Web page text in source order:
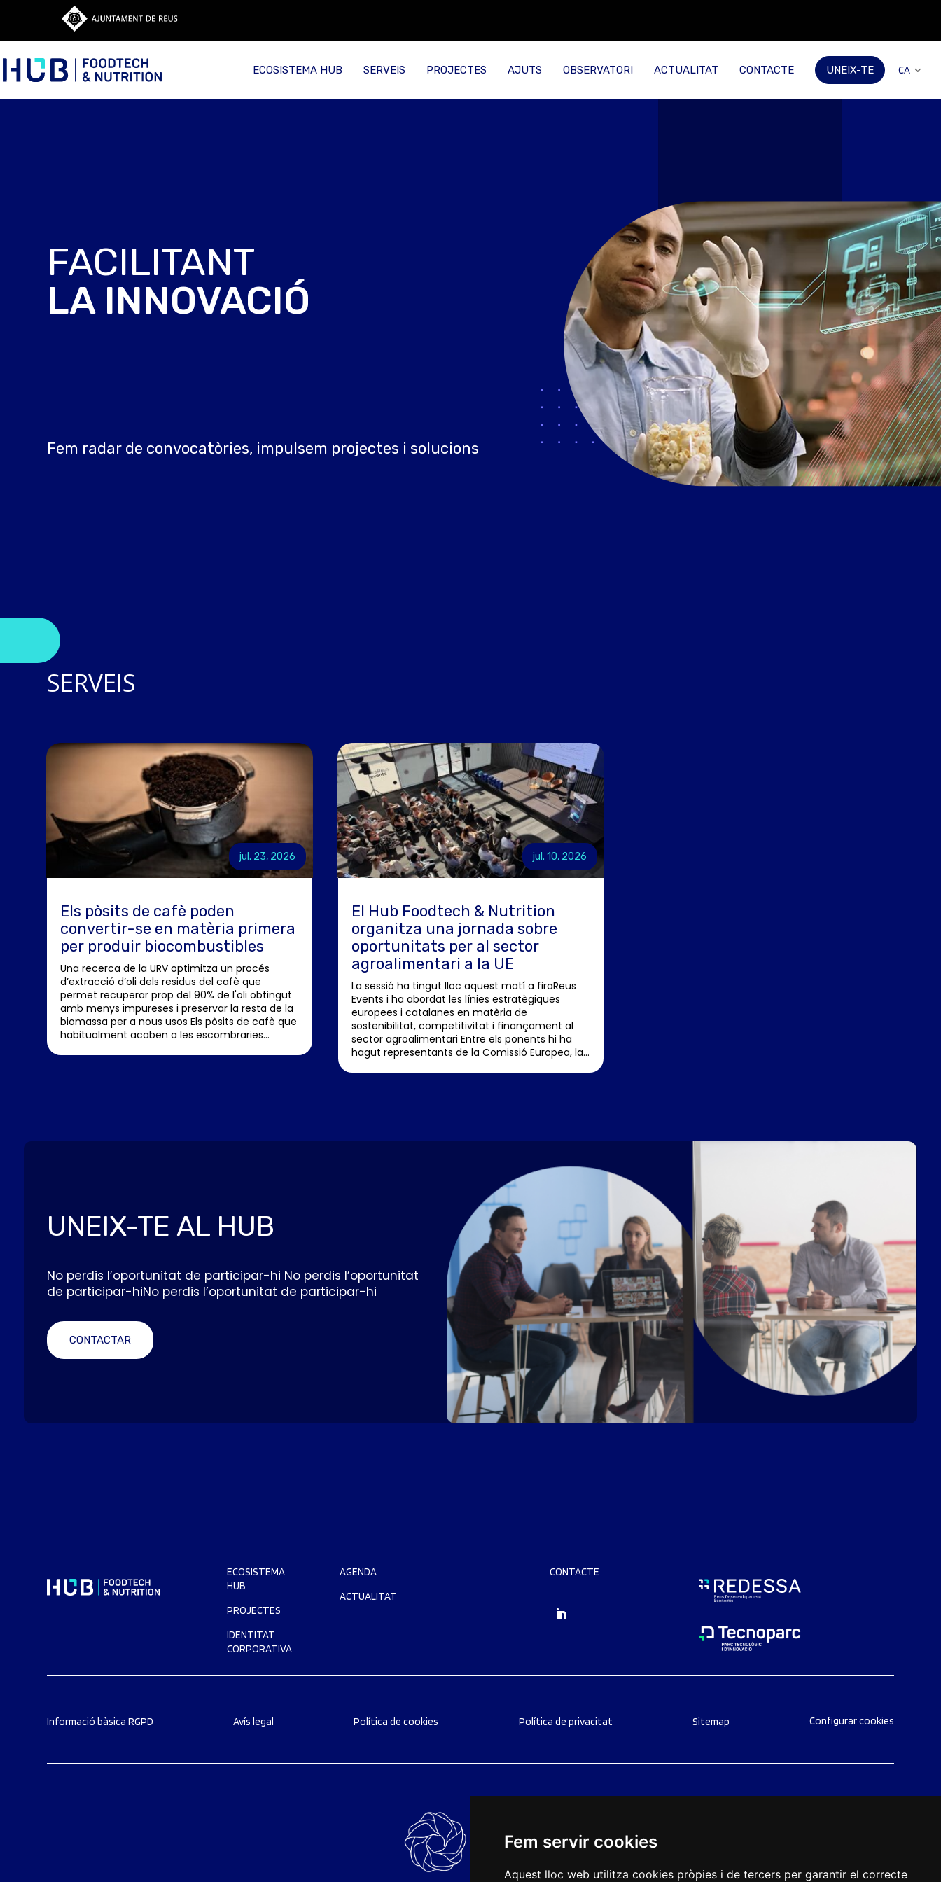
Fem servir cookies
Aquest lloc web utilitza cookies pròpies i de tercers per garantir el correcte
ECOSISTEMA HUB SERVEIS PROJECTES AJUTS OBSERVATORI ACTUALITAT CONTACTE UNEIX-TE CA
FACILITANT
LA INNOVACIÓ
Fem radar de convocatòries, impulsem projectes i solucions
SERVEIS
Els pòsits de cafè poden
convertir-se en matèria primera
per produir biocombustibles
jul. 23, 2026
Una recerca de la URV optimitza un procés
d’extracció d’oli dels residus del cafè que
permet recuperar prop del 90% de l'oli obtingut
amb menys impureses i preservar la resta de la
biomassa per a nous usos Els pòsits de cafè que
habitualment acaben a les escombraries...
El Hub Foodtech & Nutrition
organitza una jornada sobre
oportunitats per al sector
agroalimentari a la UE
jul. 10, 2026
La sessió ha tingut lloc aquest matí a firaReus
Events i ha abordat les línies estratègiques
europees i catalanes en matèria de
sostenibilitat, competitivitat i finançament al
sector agroalimentari Entre els ponents hi ha
hagut representants de la Comissió Europea, la...
UNEIX-TE AL HUB
No perdis l’oportunitat de participar-hi No perdis l’oportunitat
de participar-hiNo perdis l’oportunitat de participar-hi
CONTACTAR
ECOSISTEMA
HUB
PROJECTES
IDENTITAT
CORPORATIVA
AGENDA
ACTUALITAT
CONTACTE
Informació bàsica RGPD Avís legal Política de cookies Política de privacitat Sitemap Configurar cookies